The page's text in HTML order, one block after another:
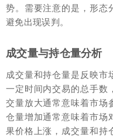
势。需要注意的是，形态
避免出现误判。
成交量与持仓量分析
成交量和持仓量是反映市
一定时间内交易的总手数
交量放大通常意味着市场
仓量增加通常意味着市场
果价格上涨，成交量和持